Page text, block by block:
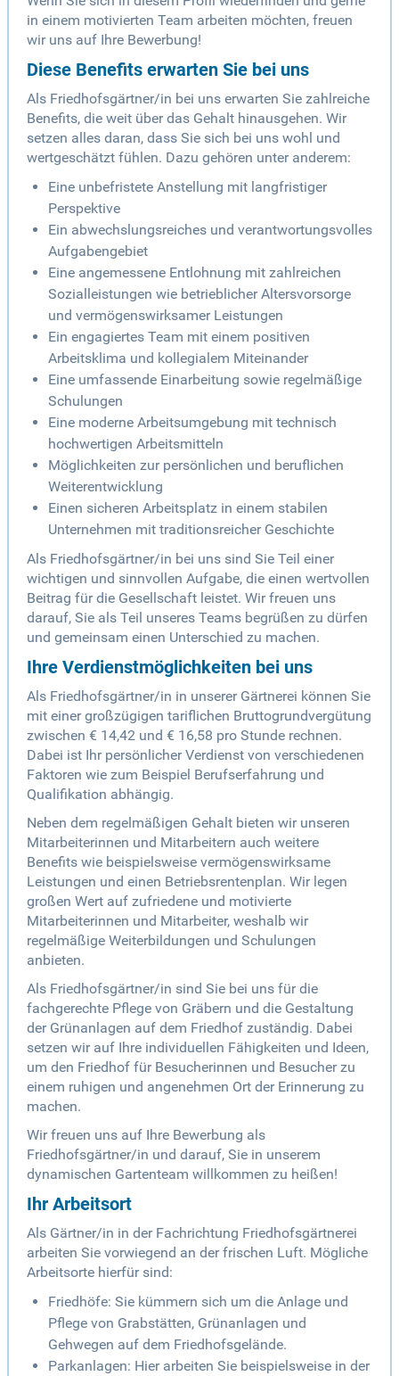
in einem motivierten Team arbeiten möchten, freuen
wir uns auf Ihre Bewerbung!
Diese Benefits erwarten Sie bei uns
Als Friedhofsgärtner/in bei uns erwarten Sie zahlreiche
Benefits, die weit über das Gehalt hinausgehen. Wir
setzen alles daran, dass Sie sich bei uns wohl und
wertgeschätzt fühlen. Dazu gehören unter anderem:
Eine unbefristete Anstellung mit langfristiger
Perspektive
Ein abwechslungsreiches und verantwortungsvolles
Aufgabengebiet
Eine angemessene Entlohnung mit zahlreichen
Sozialleistungen wie betrieblicher Altersvorsorge
und vermögenswirksamer Leistungen
Ein engagiertes Team mit einem positiven
Arbeitsklima und kollegialem Miteinander
Eine umfassende Einarbeitung sowie regelmäßige
Schulungen
Eine moderne Arbeitsumgebung mit technisch
hochwertigen Arbeitsmitteln
Möglichkeiten zur persönlichen und beruflichen
Weiterentwicklung
Einen sicheren Arbeitsplatz in einem stabilen
Unternehmen mit traditionsreicher Geschichte
Als Friedhofsgärtner/in bei uns sind Sie Teil einer
wichtigen und sinnvollen Aufgabe, die einen wertvollen
Beitrag für die Gesellschaft leistet. Wir freuen uns
darauf, Sie als Teil unseres Teams begrüßen zu dürfen
und gemeinsam einen Unterschied zu machen.
Ihre Verdienstmöglichkeiten bei uns
Als Friedhofsgärtner/in in unserer Gärtnerei können Sie
mit einer großzügigen tariflichen Bruttogrundvergütung
zwischen € 14,42 und € 16,58 pro Stunde rechnen.
Dabei ist Ihr persönlicher Verdienst von verschiedenen
Faktoren wie zum Beispiel Berufserfahrung und
Qualifikation abhängig.
Neben dem regelmäßigen Gehalt bieten wir unseren
Mitarbeiterinnen und Mitarbeitern auch weitere
Benefits wie beispielsweise vermögenswirksame
Leistungen und einen Betriebsrentenplan. Wir legen
großen Wert auf zufriedene und motivierte
Mitarbeiterinnen und Mitarbeiter, weshalb wir
regelmäßige Weiterbildungen und Schulungen
anbieten.
Als Friedhofsgärtner/in sind Sie bei uns für die
fachgerechte Pflege von Gräbern und die Gestaltung
der Grünanlagen auf dem Friedhof zuständig. Dabei
setzen wir auf Ihre individuellen Fähigkeiten und Ideen,
um den Friedhof für Besucherinnen und Besucher zu
einem ruhigen und angenehmen Ort der Erinnerung zu
machen.
Wir freuen uns auf Ihre Bewerbung als
Friedhofsgärtner/in und darauf, Sie in unserem
dynamischen Gartenteam willkommen zu heißen!
Ihr Arbeitsort
Als Gärtner/in in der Fachrichtung Friedhofsgärtnerei
arbeiten Sie vorwiegend an der frischen Luft. Mögliche
Arbeitsorte hierfür sind:
Friedhöfe: Sie kümmern sich um die Anlage und
Pflege von Grabstätten, Grünanlagen und
Gehwegen auf dem Friedhofsgelände.
Parkanlagen: Hier arbeiten Sie beispielsweise in der